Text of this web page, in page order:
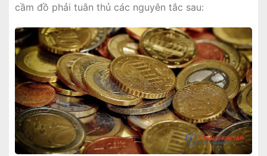
cầm đồ phải tuân thủ các nguyên tắc sau: